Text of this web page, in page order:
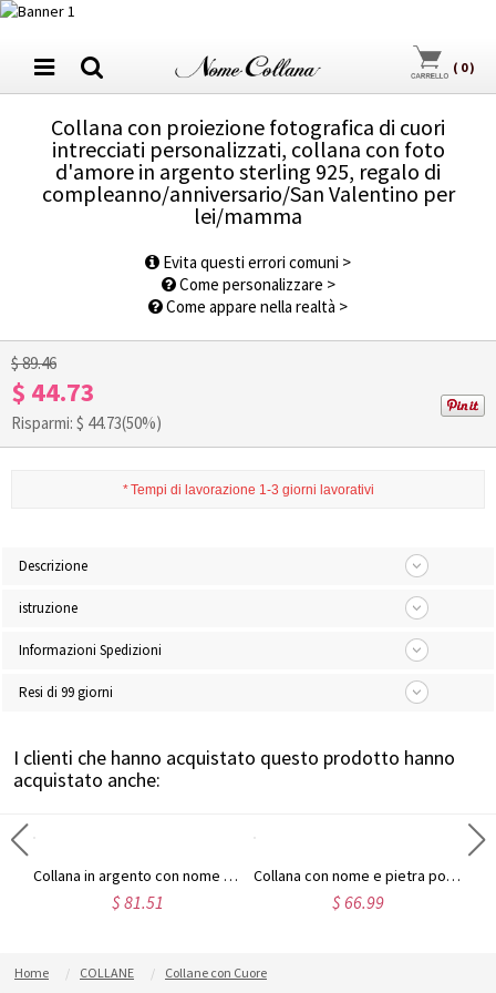
( 0)
Collana con proiezione fotografica di cuori
intrecciati personalizzati, collana con foto
d'amore in argento sterling 925, regalo di
compleanno/anniversario/San Valentino per
lei/mamma
1/10
Evita questi errori comuni >
Come personalizzare >
Come appare nella realtà >
$ 89.46
$ 44.73
Risparmi: $ 44.73(50%)
*Tempi di lavorazione 1-3 giorni lavorativi
Descrizione
istruzione
Informazioni Spedizioni
Resi di 99 giorni
I clienti che hanno acquistato questo prodotto hanno
acquistato anche:
Collana in argento con nome personalizzato e pietra portafortuna a forma di cuore nel cuore, regalo per la festa della mamma per i nonni
$ 81.51
Collana con nome e pietra portafortuna in oro placcato con cuore in pietra portafortuna della famiglia Circle
$ 66.99
Home COLLANE Collane con Cuore